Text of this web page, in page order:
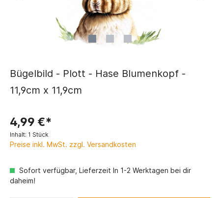
Bügelbild - Plott - Hase Blumenkopf -
11,9cm x 11,9cm
4,99 €*
Inhalt: 1 Stück
Preise inkl. MwSt. zzgl. Versandkosten
Sofort verfügbar, Lieferzeit In 1-2 Werktagen bei dir
daheim!